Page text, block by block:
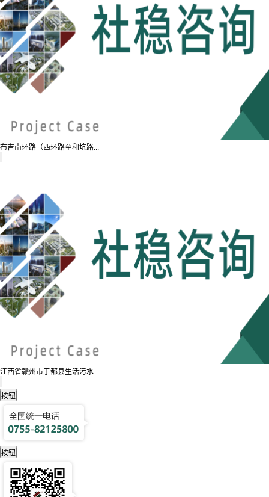
布吉南环路（西环路至和坑路...
江西省赣州市于都县生活污水...